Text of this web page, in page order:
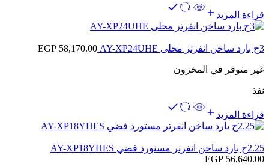
قراءة المزيد
3ح بارد ساخن انفرتر محلى AY-XP24UHE EGP 58,170.00
غير متوفر في المخزون
نفذ
قراءة المزيد
2.25ح بارد ساخن انفرتر مستورد فضي AY-XP18YHES
EGP 56,640.00